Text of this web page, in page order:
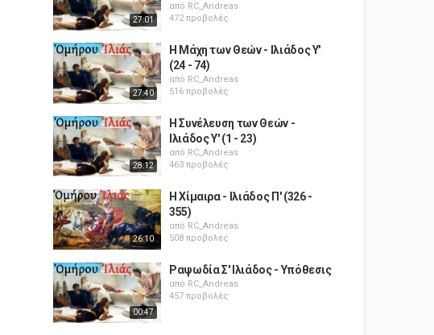
27:01
από RC_Andreas
472 προβολές
27:40
Η Μάχη των Θεών - Ιλιάδος Υ'
(24 - 74)
από RC_Andreas
516 προβολές
28:12
Η Συνέλευση των Θεών -
Ιλιάδος Υ' (1 - 23)
από RC_Andreas
463 προβολές
26:10
Η Χίμαιρα - Ιλιάδος Π' (326 -
355)
από RC_Andreas
508 προβολές
00:47
Ραψωδία Σ' Ιλιάδος - Υπόθεσις
από RC_Andreas
457 προβολές